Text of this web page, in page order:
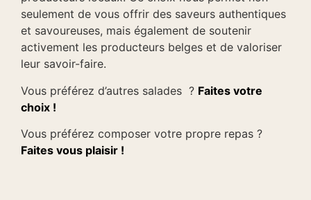
seulement de vous offrir des saveurs authentiques
et savoureuses, mais également de soutenir
activement les producteurs belges et de valoriser
leur savoir-faire.
Vous préférez d’autres salades ? Faites votre
choix !
Vous préférez composer votre propre repas ?
Faites vous plaisir !